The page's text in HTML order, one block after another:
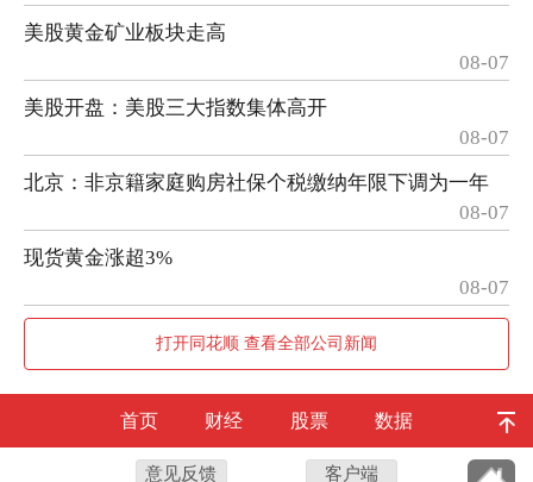
美股黄金矿业板块走高
08-07
美股开盘：美股三大指数集体高开
08-07
北京：非京籍家庭购房社保个税缴纳年限下调为一年
08-07
现货黄金涨超3%
08-07
打开同花顺 查看全部公司新闻
首页 财经 股票 数据
意见反馈 客户端